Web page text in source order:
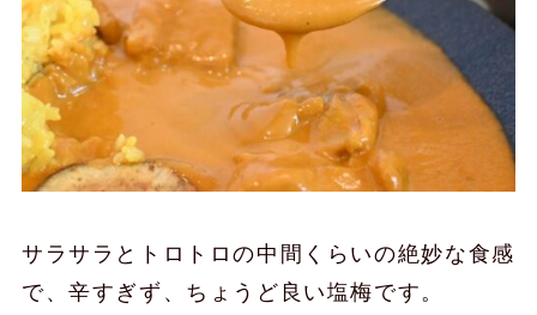
サラサラとトロトロの中間くらいの絶妙な食感
で、辛すぎず、ちょうど良い塩梅です。